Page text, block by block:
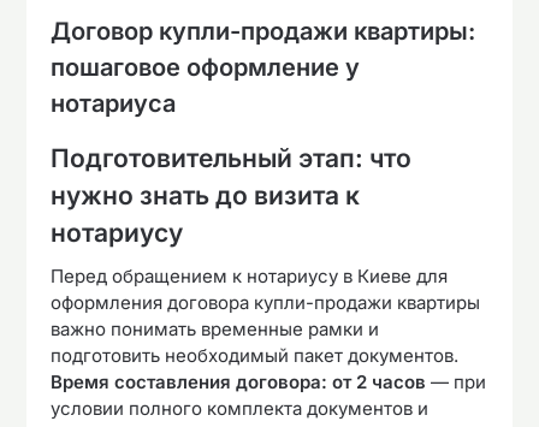
Договор купли-продажи квартиры:
пошаговое оформление у
нотариуса
Подготовительный этап: что
нужно знать до визита к
нотариусу
Перед обращением к нотариусу в Киеве для
оформления договора купли-продажи квартиры
важно понимать временные рамки и
подготовить необходимый пакет документов.
Время составления договора: от 2 часов — при
условии полного комплекта документов и